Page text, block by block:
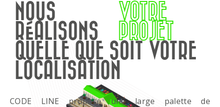
NOUS
RÉALISONS
VOTRE
PROJET
QUELLE QUE SOIT VOTRE
LOCALISATION
CODE LINE propose une large palette de